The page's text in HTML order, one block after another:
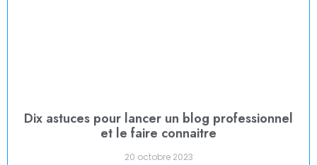
Dix astuces pour lancer un blog professionnel
et le faire connaitre
20 octobre 2023